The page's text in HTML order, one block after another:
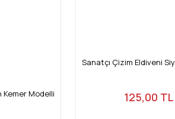
Kemer Modelli
Sanatçı Çizim Eldiveni
125,00 TL